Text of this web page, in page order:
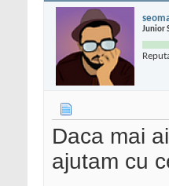
Junior
Daca mai
ajutam cu